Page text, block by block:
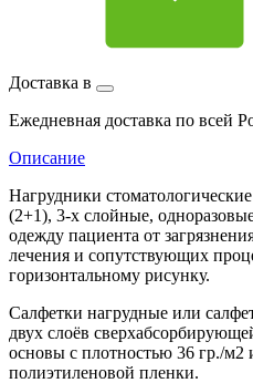
Доставка в
Ежедневная доставка по всей
Описание
Нагрудники
(2+1), 3-х слойные,
одежду пациента от
лечения и сопутствующих
горизонтальному рисунку.
Салфетки нагрудные или
двух слоёв
основы с плотностью 36 гр./м2
полиэтиленовой пленки.